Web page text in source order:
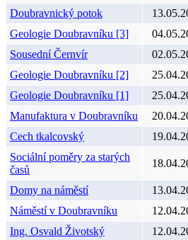
Doubravnický potok
Geologie Doubravníku [3]
Sousední Černvír
Geologie Doubravníku [2]
Geologie Doubravníku [1]
Manufaktura v Doubravníku
Cech tkalcovský
Sociální poměry za starých
časů
Domy na náměstí
Náměstí v Doubravníku
Ing. Osvald Životský